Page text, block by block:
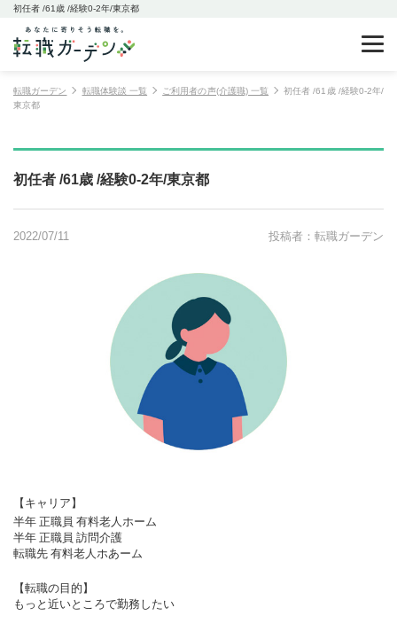
初任者 /61歳 /経験0-2年/東京都
転職ガーデン 転職体験談 一覧 ご利用者の声(介護職) 一覧
初任者 /61歳 /経験0-2年/
東京都
初任者 /61歳 /経験0-2年/東京都
2022/07/11 投稿者：転職ガーデン
【キャリア】
半年 正職員 有料老人ホーム
半年 正職員 訪問介護
転職先 有料老人ホあーム
【転職の目的】
もっと近いところで勤務したい